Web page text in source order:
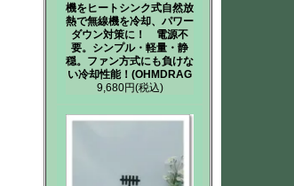
機をヒートシンク式自然放
熱で無線機を冷却、パワー
ダウン対策に！ 電源不
要。シンプル・軽量・静
穏。ファン方式にも負けな
い冷却性能！(OHMDRAG
9,680円(税込)